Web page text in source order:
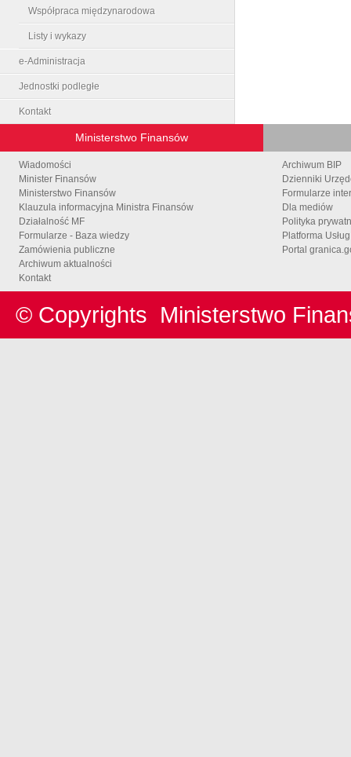
Współpraca międzynarodowa
Listy i wykazy
e-Administracja
Jednostki podległe
Kontakt
Ministerstwo Finansów
Wiadomości
Minister Finansów
Ministerstwo Finansów
Klauzula informacyjna Ministra Finansów
Działalność MF
Formularze - Baza wiedzy
Zamówienia publiczne
Archiwum aktualności
Kontakt
Archiwum BIP
Dzienniki
Formularze
Dla mediów
Polityka
Platforma
Portal
© Copyrights Ministerstwo